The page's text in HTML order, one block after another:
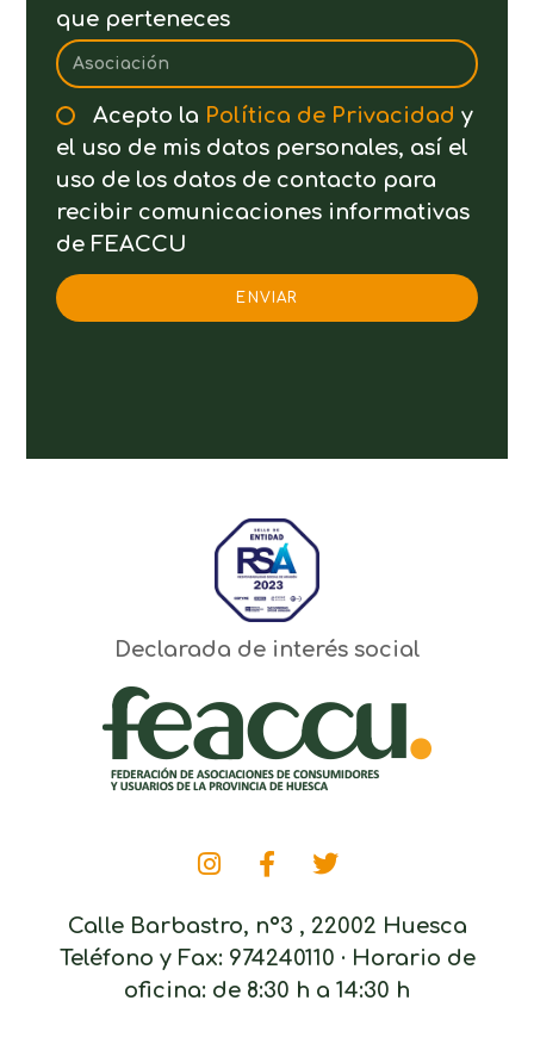
que perteneces
Acepto la Política de Privacidad y
el uso de mis datos personales, así el
uso de los datos de contacto para
recibir comunicaciones informativas
de FEACCU
ENVIAR
Declarada de interés social
Calle Barbastro, nº3 , 22002 Huesca
Teléfono y Fax: 974240110 · Horario de
oficina: de 8:30 h a 14:30 h